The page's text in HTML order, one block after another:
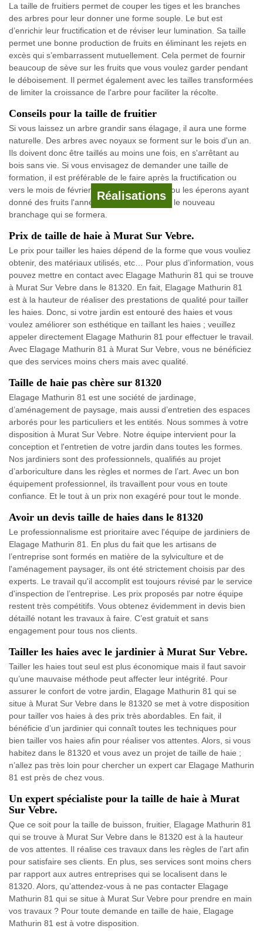
Réalisations
La taille de fruitiers permet de couper les tiges et les branches
des arbres pour leur donner une forme souple. Le but est
d’enrichir leur fructification et de réviser leur lumination. Sa taille
permet une bonne production de fruits en éliminant les rejets en
excès qui s’embarrassent mutuellement. Cela permet de fournir
beaucoup de sève sur les fruits que vous voulez garder pendant
le déboisement. Il permet également avec les tailles transformées
de limiter la croissance de l'arbre pour faciliter la récolte.
Conseils pour la taille de fruitier
Si vous laissez un arbre grandir sans élagage, il aura une forme
naturelle. Des arbres avec noyaux se forment sur le bois d'un an.
Ils doivent donc être taillés au moins une fois, en s'arrêtant au
bois sans vie. Si vous envisagez de demander une taille de
formation, il est préférable de le faire après la fructification ou
vers le mois de février. Il faut couper la tige ou les éperons ayant
donné des fruits l'année précédente suivant le nouveau
branchage qui se formera.
Prix de taille de haie à Murat Sur Vebre.
Le prix pour tailler les haies dépend de la forme que vous vouliez
obtenir, des matériaux utilisés, etc… Pour plus d’information, vous
pouvez mettre en contact avec Elagage Mathurin 81 qui se trouve
à Murat Sur Vebre dans le 81320. En fait, Elagage Mathurin 81
est à la hauteur de réaliser des prestations de qualité pour tailler
les haies. Donc, si votre jardin est entouré des haies et vous
voulez améliorer son esthétique en taillant les haies ; veuillez
appeler directement Elagage Mathurin 81 pour effectuer le travail.
Avec Elagage Mathurin 81 à Murat Sur Vebre, vous ne bénéficiez
que des services moins chers mais avec qualité.
Taille de haie pas chère sur 81320
Elagage Mathurin 81 est une société de jardinage,
d’aménagement de paysage, mais aussi d’entretien des espaces
arborés pour les particuliers et les entités. Nous sommes à votre
disposition à Murat Sur Vebre. Notre équipe intervient pour la
conception et l'entretien de votre jardin dans toutes les formes.
Nos jardiniers sont des professionnels, qualifiés au projet
d’arboriculture dans les règles et normes de l’art. Avec un bon
équipement professionnel, ils travaillent pour vous en toute
confiance. Et le tout à un prix non exagéré pour tout le monde.
Avoir un devis taille de haies dans le 81320
Le professionnalisme est prioritaire avec l'équipe de jardiniers de
Elagage Mathurin 81. En plus du fait que les artisans de
l’entreprise sont formés en matière de la sylviculture et de
l'aménagement paysager, ils ont été strictement choisis par des
experts. Le travail qu'il accomplit est toujours révisé par le service
d'inspection de l’entreprise. Les prix proposés par notre équipe
restent très compétitifs. Vous obtenez évidemment in devis bien
détaillé notant les travaux à faire. C’est gratuit et sans
engagement pour tous nos clients.
Tailler les haies avec le jardinier à Murat Sur Vebre.
Tailler les haies tout seul est plus économique mais il faut savoir
qu’une mauvaise méthode peut affecter leur intégrité. Pour
assurer le confort de votre jardin, Elagage Mathurin 81 qui se
situe à Murat Sur Vebre dans le 81320 se met à votre disposition
pour tailler vos haies à des prix très abordables. En fait, il
bénéficie d’un jardinier qui connaît toutes les techniques pour
bien tailler vos haies afin pour réaliser vos attentes. Alors, si vous
habitez dans le 81320 et vous avez un projet de taille de haie ;
n’allez pas très loin pour chercher un expert car Elagage Mathurin
81 est près de chez vous.
Un expert spécialiste pour la taille de haie à Murat
Sur Vebre.
Que ce soit pour la taille de buisson, fruitier, Elagage Mathurin 81
qui se trouve à Murat Sur Vebre dans le 81320 est à la hauteur
de vos attentes. Il réalise ces travaux dans les règles de l’art afin
pour satisfaire ses clients. En plus, ses services sont moins chers
par rapport aux autres entreprises qui se localisent dans le
81320. Alors, qu’attendez-vous à ne pas contacter Elagage
Mathurin 81 qui se situe à Murat Sur Vebre pour prendre en main
vos travaux ? Pour toute demande en taille de haie, Elagage
Mathurin 81 est à votre disposition.